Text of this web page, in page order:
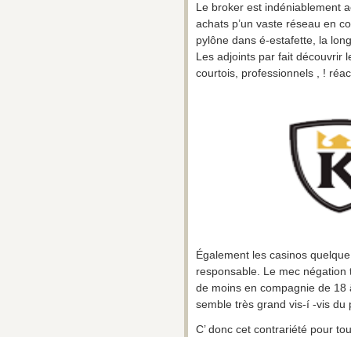
Le broker est indéniablement
achats p’un vaste réseau en
pylône dans é-estafette, la
Les adjoints par fait découvrir
courtois, professionnels , !
Également les casinos
responsable. Le mec négation
de moins en compagnie de 18
semble très grand vis-í -vis du
C’ donc cet contrariété pour